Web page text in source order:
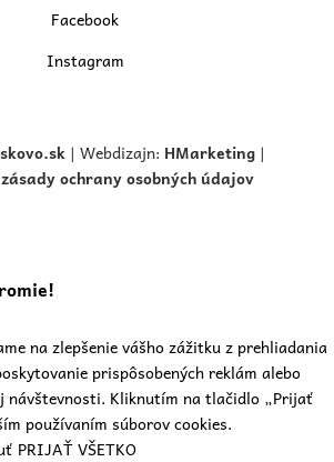
Facebook
Instagram
sk| Webdizajn: HMarketing |
ochrany osobných údajov
na zlepšenie vášho zážitku z prehliadania
prispôsobených reklám alebo
návštevnosti. Kliknutím na tlačidlo „Prijať
používaním súborov cookies.
PRIJAŤ VŠETKO